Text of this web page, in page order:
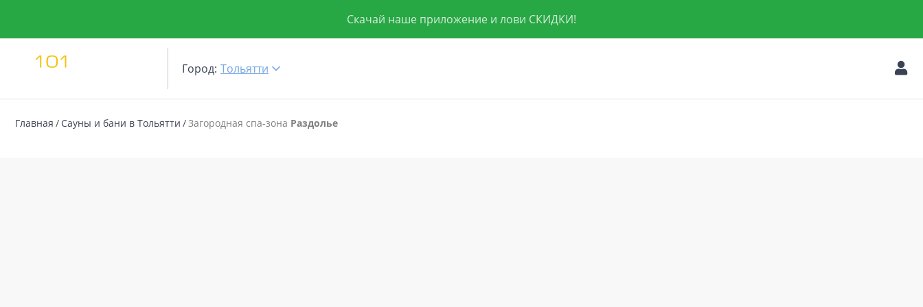
Скачай наше приложение и лови СКИДКИ!
Город: Тольятти
Главная Сауны и бани в Тольятти Загородная спа-зона Раздолье